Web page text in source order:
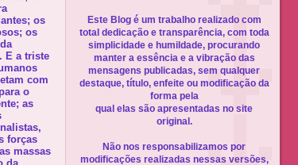
os
os
E a triste
com
o
as
forças
massas
Este Blog é um trabalho realizado com
total dedicação e transparência, com toda
simplicidade e humildade, procurando
manter a essência e a vibração das
mensagens publicadas, sem qualquer
destaque, título, enfeite ou modificação da
forma pela
qual elas são apresentadas no site
original.
Não nos responsabilizamos por
modificações realizadas nessas versões,